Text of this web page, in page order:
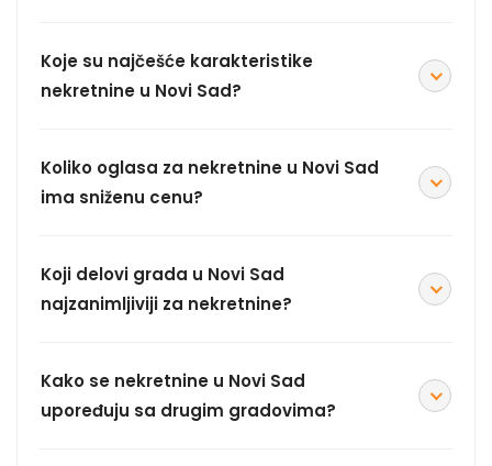
Koje su najčešće karakteristike
nekretnine u Novi Sad?
Koliko oglasa za nekretnine u Novi Sad
ima sniženu cenu?
Koji delovi grada u Novi Sad
najzanimljiviji za nekretnine?
Kako se nekretnine u Novi Sad
upoređuju sa drugim gradovima?